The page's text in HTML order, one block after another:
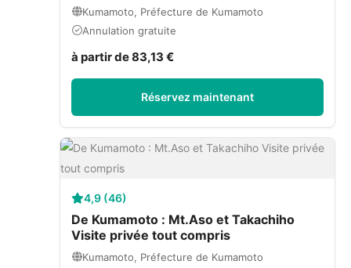
Kumamoto, Préfecture de Kumamoto
Annulation gratuite
à partir de 83,13 €
Réservez maintenant
4,9 (46)
De Kumamoto : Mt.Aso et Takachiho
Visite privée tout compris
Kumamoto, Préfecture de Kumamoto